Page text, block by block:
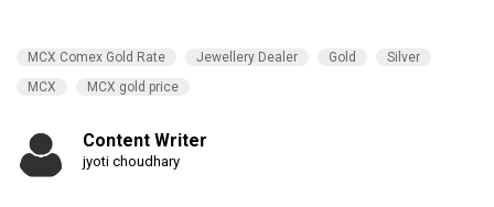
MCX Comex Gold Rate Jewellery Dealer Gold
Silver
MCX
MCX gold price
Content Writer
jyoti choudhary